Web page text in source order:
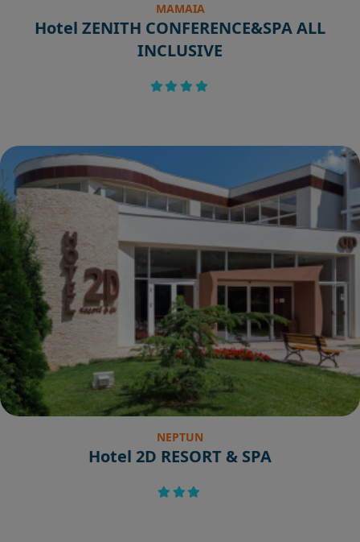
MAMAIA
Hotel ZENITH CONFERENCE&SPA ALL
INCLUSIVE
NEPTUN
Hotel 2D RESORT & SPA